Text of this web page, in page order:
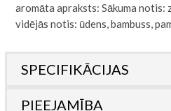
aromāta apraksts: Sākuma notis:
vidējās notis: ūdens, bambuss,
SPECIFIKĀCIJAS
PIEEJAMĪBA